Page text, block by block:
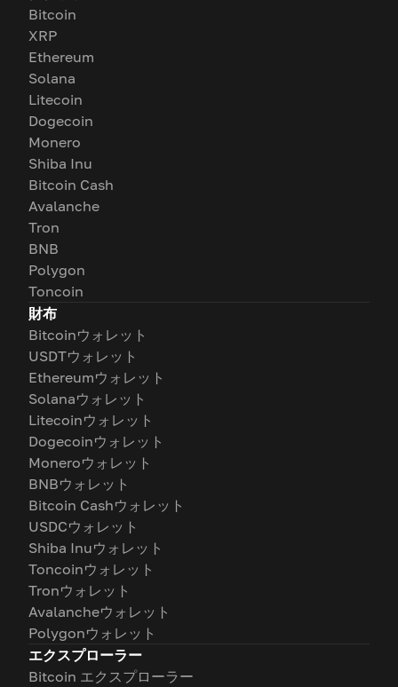
Bitcoin
XRP
Ethereum
Solana
Litecoin
Dogecoin
Monero
Shiba Inu
Bitcoin Cash
Avalanche
Tron
BNB
Polygon
Toncoin
財布
Bitcoinウォレット
USDTウォレット
Ethereumウォレット
Solanaウォレット
Litecoinウォレット
Dogecoinウォレット
Moneroウォレット
BNBウォレット
Bitcoin Cashウォレット
USDCウォレット
Shiba Inuウォレット
Toncoinウォレット
Tronウォレット
Avalancheウォレット
Polygonウォレット
エクスプローラー
Bitcoin エクスプローラー